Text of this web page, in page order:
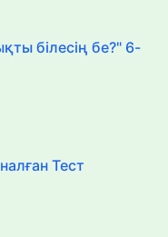
білесің бе?" 6-
Тест